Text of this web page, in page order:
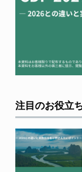
注目のお役立